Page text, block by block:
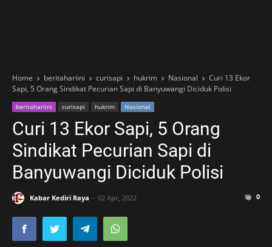
Home beritahariini curisapi hukrim Nasional
Curi 13 Ekor
Sapi, 5 Orang Sindikat Pecurian Sapi di Banyuwangi Diciduk Polisi
beritahariini curisapi hukrim Nasional
Curi 13 Ekor Sapi, 5 Orang
Sindikat Pecurian Sapi di
Banyuwangi Diciduk Polisi
Kabar Kediri Raya 02 Apr, 2022 0